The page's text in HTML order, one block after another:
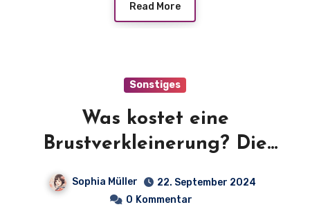
Read More
Sonstiges
Was kostet eine
Brustverkleinerung? Die
ultimativen Informationen zu
Preisen und Behandlungen
Sophia Müller
22. September 2024
0 Kommentar